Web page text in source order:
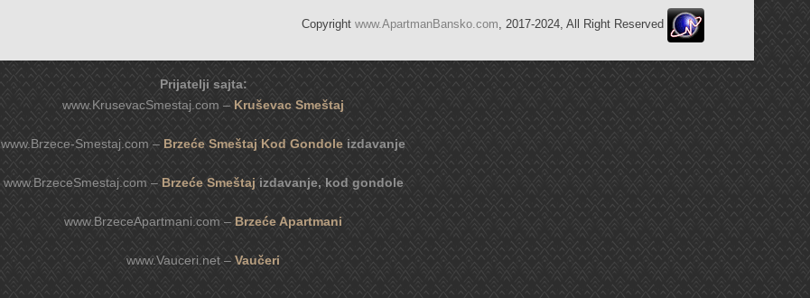
Copyright www.ApartmanBansko.com, 2017-2024, All Right Reserved
Prijatelji sajta:
www.KrusevacSmestaj.com – Kruševac Smeštaj
www.Brzece-Smestaj.com – Brzeće Smeštaj Kod Gondole izdavanje
www.BrzeceSmestaj.com – Brzeće Smeštaj izdavanje, kod gondole
www.BrzeceApartmani.com – Brzeće Apartmani
www.Vauceri.net – Vaučeri